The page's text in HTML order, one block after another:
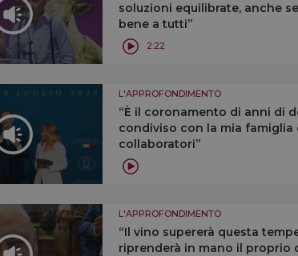
soluzioni equilibrate, anche
bene a tutti”
2:22
L'APPROFONDIMENTO
“È il coronamento di anni di
condiviso con la mia famiglia
collaboratori”
L'APPROFONDIMENTO
“Il vino supererà questa
riprenderà in mano il proprio